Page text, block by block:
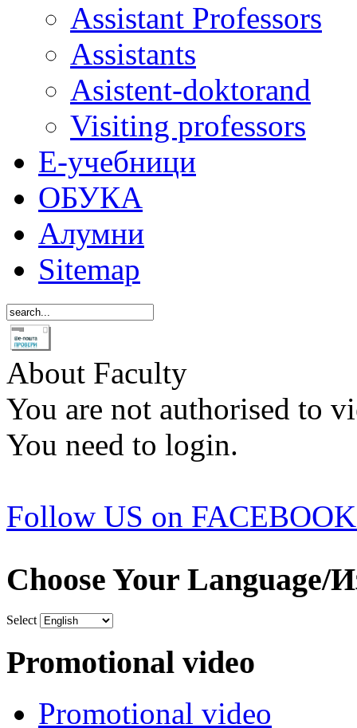
Assistant Professors
Assistants
Asistent-doktorand
Visiting professors
Е-учебници
ОБУКА
Алумни
Sitemap
About Faculty
You are not authorised to
You need to login.
Follow US on
Choose Your Language/
Select
Promotional video
Promotional video